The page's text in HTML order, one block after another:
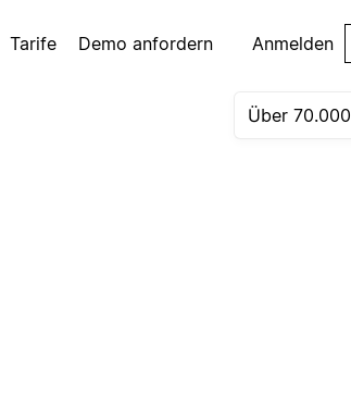
Tarife Demo anfordern Anmelden